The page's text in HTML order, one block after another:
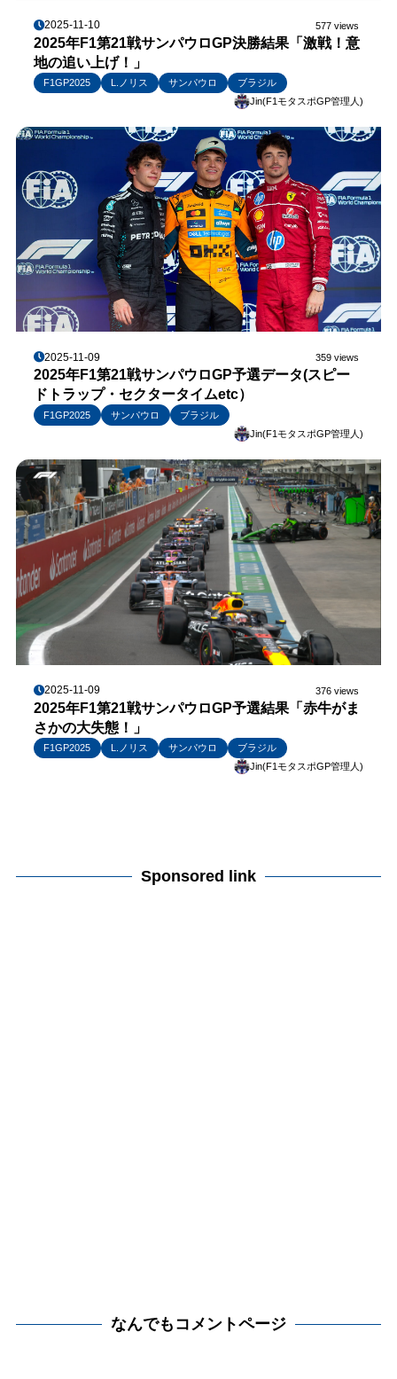
2025-11-10 577 views
2025年F1第21戦サンパウロGP決勝結果「激戦！意
地の追い上げ！」
F1GP2025 L.ノリス サンパウロ
ブラジル
Jin(F1モタスポGP管理人)
2025-11-09 359 views
2025年F1第21戦サンパウロGP予選データ(スピー
ドトラップ・セクタータイムetc）
F1GP2025 サンパウロ
ブラジル
Jin(F1モタスポGP管理人)
2025-11-09 376 views
2025年F1第21戦サンパウロGP予選結果「赤牛がま
さかの大失態！」
F1GP2025 L.ノリス サンパウロ
ブラジル
Jin(F1モタスポGP管理人)
Sponsored link
なんでもコメントページ